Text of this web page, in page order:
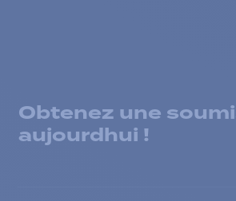
Obtenez une
aujourdhui !